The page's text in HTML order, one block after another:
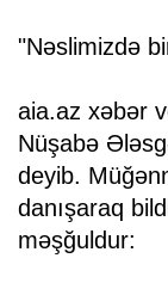
"Nəslimizdə
aia.az xəbər
Nüşabə
deyib.
danışaraq
məşğuldur: